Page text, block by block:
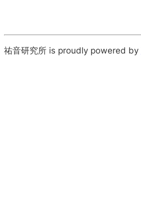
祐音研究所 is proudly powered by